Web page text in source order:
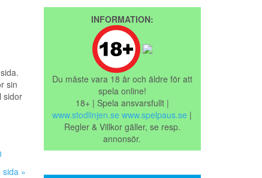
sin
sidor
sida »
INFORMATION:
Du måste vara 18 år och äldre för att
spela online!
18+ | Spela ansvarsfullt |
www.stodlinjen.se www.spelpaus.se |
Regler & Villkor gäller, se resp.
annonsör.